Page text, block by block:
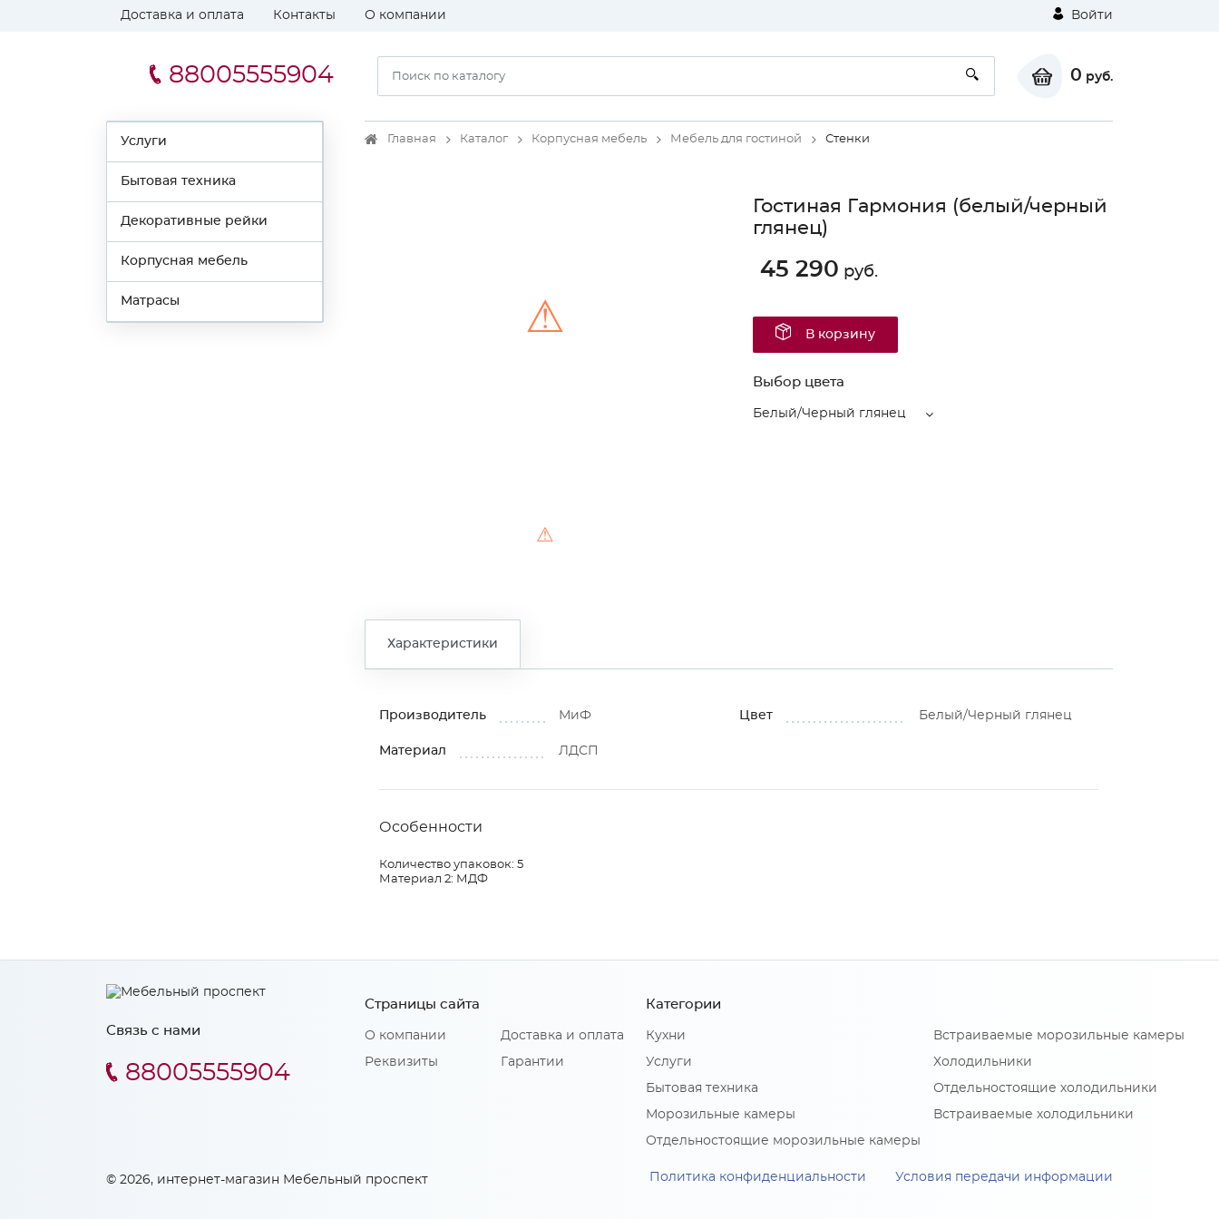
Доставка и оплата Контакты О компании Войти
88005555904 0 руб.
Услуги
Бытовая техника
Декоративные рейки
Корпусная мебель
Матрасы
Главная Каталог Корпусная мебель Мебель для гостиной Стенки
⚠
⚠
Гостиная Гармония (белый/черный
глянец)
45 290 руб.
В корзину
Выбор цвета
Белый/Черный глянец
Характеристики
Производитель МиФ Цвет Белый/Черный глянец
Материал ЛДСП
Особенности
Количество упаковок: 5
Материал 2: МДФ
Связь с нами
88005555904
Страницы сайта
О компании
Реквизиты
Доставка и оплата
Гарантии
Категории
Кухни
Услуги
Бытовая техника
Морозильные камеры
Отдельностоящие морозильные камеры
Встраиваемые морозильные камеры
Холодильники
Отдельностоящие холодильники
Встраиваемые холодильники
© 2026, интернет-магазин Мебельный проспект Политика конфиденциальности Условия передачи информации